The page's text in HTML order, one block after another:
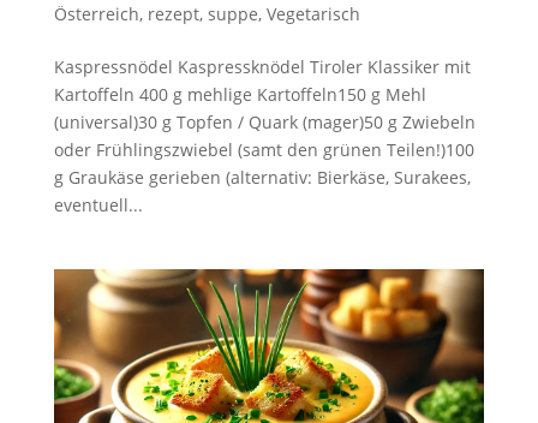
Österreich, rezept, suppe, Vegetarisch
Kaspressnödel Kaspressknödel Tiroler Klassiker mit
Kartoffeln 400 g mehlige Kartoffeln150 g Mehl
(universal)30 g Topfen / Quark (mager)50 g Zwiebeln
oder Frühlingszwiebel (samt den grünen Teilen!)100
g Graukäse gerieben (alternativ: Bierkäse, Surakees,
eventuell...